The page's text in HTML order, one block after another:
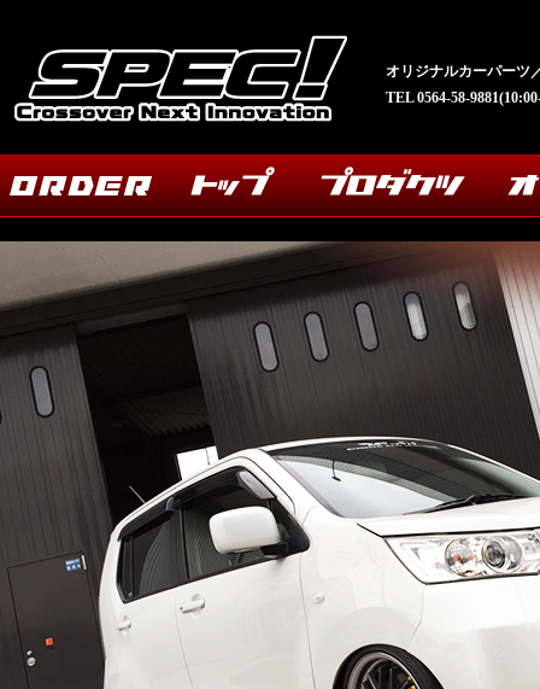
オリジナルカーパーツ
TEL 0564-58-